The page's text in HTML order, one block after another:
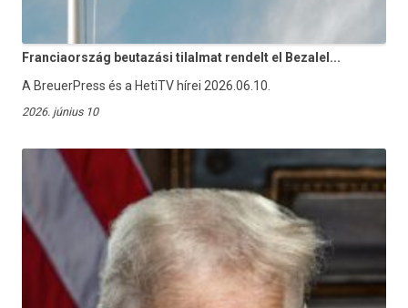
Franciaország beutazási tilalmat rendelt el Bezalel...
A BreuerPress és a HetiTV hírei 2026.06.10.
2026. június 10